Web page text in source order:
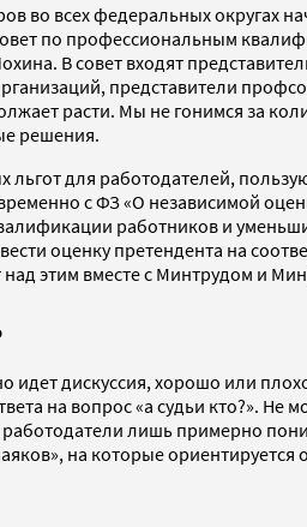
во всех федеральных округах
по профессиональным
В совет входят
представители
расти. Мы не гонимся за
решения.
льгот для работодателей,
с ФЗ «О независимой
работников и
оценку претендента на
этим вместе с Минтрудом и
идет дискуссия, хорошо или
на вопрос «а судьи кто?».
лишь примерно
на которые ориентируется